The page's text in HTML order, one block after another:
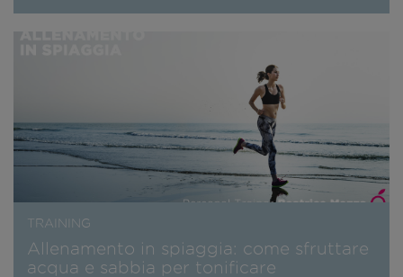
TRAINING
Allenamento in spiaggia: come sfruttare
acqua e sabbia per tonificare